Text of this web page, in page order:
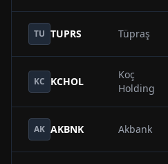
TU TUPRS Tüpraş
KC KCHOL
Koç
Holding
AK AKBNK Akbank